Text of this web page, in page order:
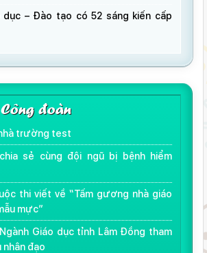
dục – Đào tạo có 52 sáng kiến cấp
đoàn
trường test
sẻ cùng đội ngũ bị bệnh hiểm
thi viết về “Tấm gương nhà giáo
mực”
Giáo dục tỉnh Lâm Đồng tham
nhân đạo